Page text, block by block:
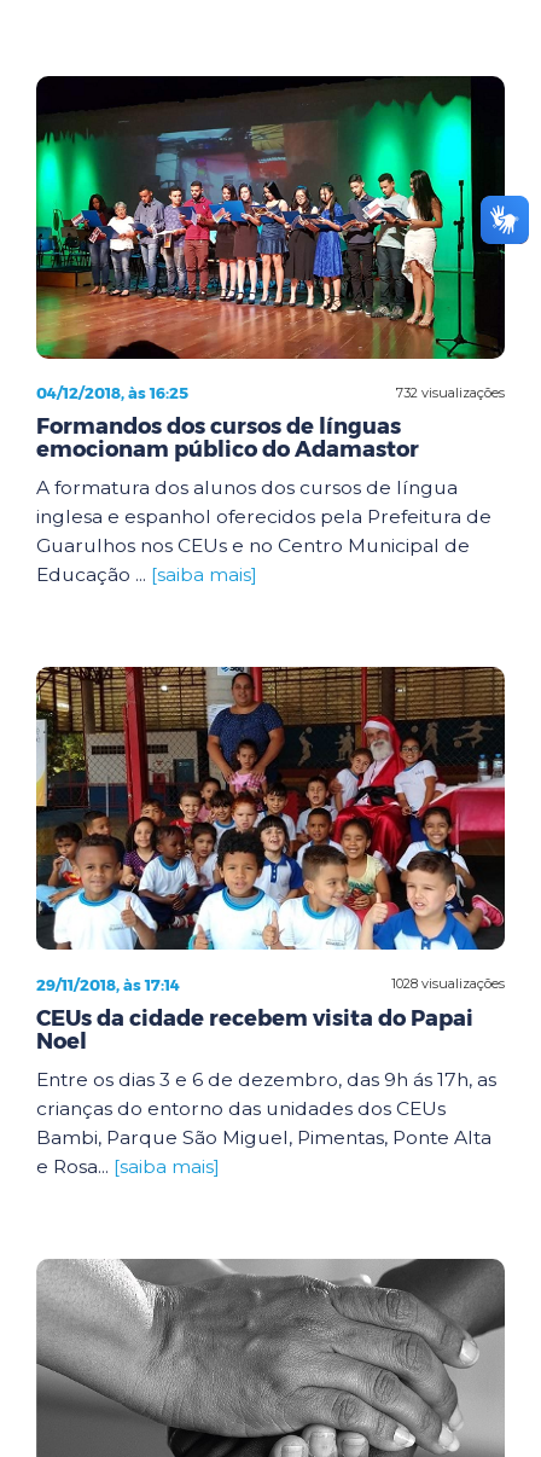
732 visualizações
04/12/2018, às 16:25
Formandos dos cursos de línguas
emocionam público do Adamastor
A formatura dos alunos dos cursos de língua
inglesa e espanhol oferecidos pela Prefeitura de
Guarulhos nos CEUs e no Centro Municipal de
Educação ... [saiba mais]
1028 visualizações
29/11/2018, às 17:14
CEUs da cidade recebem visita do Papai
Noel
Entre os dias 3 e 6 de dezembro, das 9h ás 17h, as
crianças do entorno das unidades dos CEUs
Bambi, Parque São Miguel, Pimentas, Ponte Alta
e Rosa... [saiba mais]